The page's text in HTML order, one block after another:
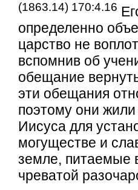
(1863.14) 170:4.16
определенно
царство не
вспомнив об
обещание
эти обещания
поэтому они
Иисуса для
могуществе и
земле, питаемые
чреватой